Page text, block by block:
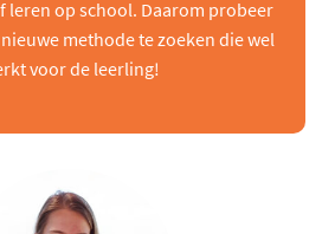
leren op school. Daarom probeer
methode te zoeken die wel
voor de leerling!